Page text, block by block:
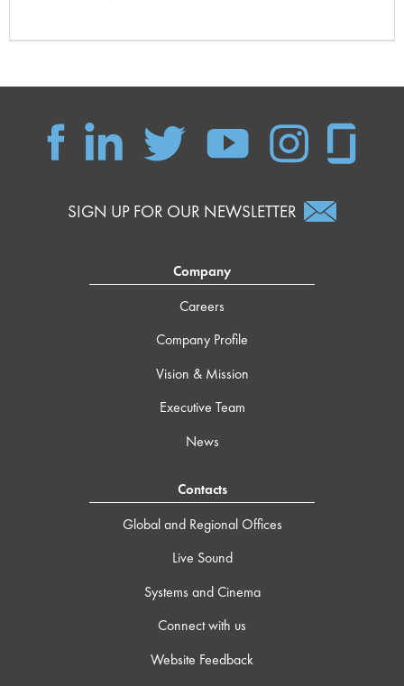
SIGN UP FOR OUR NEWSLETTER
Company
Careers
Company Profile
Vision & Mission
Executive Team
News
Contacts
Global and Regional Offices
Live Sound
Systems and Cinema
Connect with us
Website Feedback